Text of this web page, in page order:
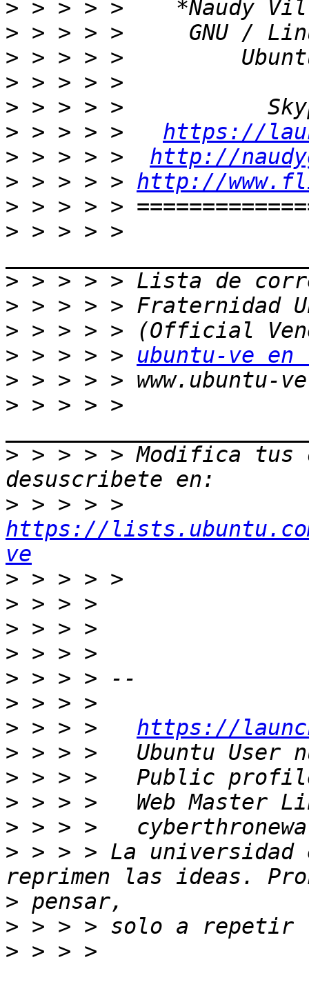
>
>
>
>
>
> > > > > https://
> > > > > http://
> > > > > http://
>
> > > > >
>
>
>
> > > > > ubuntu-ve
>
> > > > >
> > > > > Modifica tus
>
https://
ve
>
>
>
>
>
>
> > > > https://
>
>
>
>
> > > > La universidad
>
>
> > > >